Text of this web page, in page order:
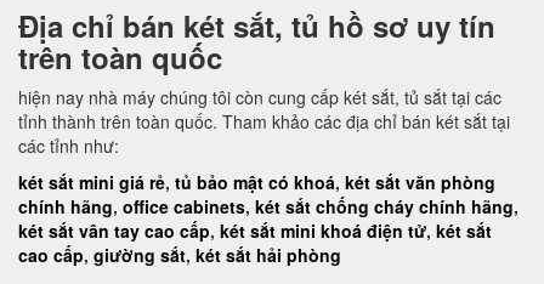
Địa chỉ bán két sắt, tủ hồ sơ uy tín
trên toàn quốc
hiện nay nhà máy chúng tôi còn cung cấp két sắt, tủ sắt tại các
tỉnh thành trên toàn quốc. Tham khảo các địa chỉ bán két sắt tại
các tỉnh như:
két sắt mini giá rẻ, tủ bảo mật có khoá, két sắt văn phòng
chính hãng, office cabinets, két sắt chống cháy chính hãng,
két sắt vân tay cao cấp, két sắt mini khoá điện tử, két sắt
cao cấp, giường sắt, két sắt hải phòng